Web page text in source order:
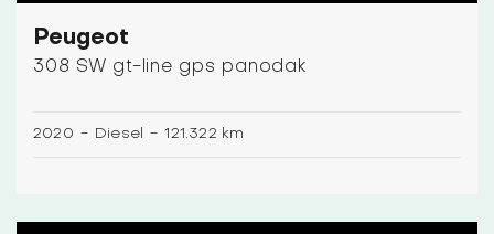
Peugeot
308 SW gt-line gps panodak
2020 - Diesel - 121.322 km